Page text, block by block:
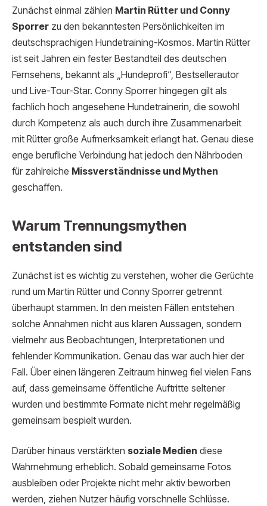
Zunächst einmal zählen Martin Rütter und Conny
Sporrer zu den bekanntesten Persönlichkeiten im
deutschsprachigen Hundetraining-Kosmos. Martin Rütter
ist seit Jahren ein fester Bestandteil des deutschen
Fernsehens, bekannt als „Hundeprofi“, Bestsellerautor
und Live-Tour-Star. Conny Sporrer hingegen gilt als
fachlich hoch angesehene Hundetrainerin, die sowohl
durch Kompetenz als auch durch ihre Zusammenarbeit
mit Rütter große Aufmerksamkeit erlangt hat. Genau diese
enge berufliche Verbindung hat jedoch den Nährboden
für zahlreiche Missverständnisse und Mythen
geschaffen.
Warum Trennungsmythen
entstanden sind
Zunächst ist es wichtig zu verstehen, woher die Gerüchte
rund um Martin Rütter und Conny Sporrer getrennt
überhaupt stammen. In den meisten Fällen entstehen
solche Annahmen nicht aus klaren Aussagen, sondern
vielmehr aus Beobachtungen, Interpretationen und
fehlender Kommunikation. Genau das war auch hier der
Fall. Über einen längeren Zeitraum hinweg fiel vielen Fans
auf, dass gemeinsame öffentliche Auftritte seltener
wurden und bestimmte Formate nicht mehr regelmäßig
gemeinsam bespielt wurden.
Darüber hinaus verstärkten soziale Medien diese
Wahrnehmung erheblich. Sobald gemeinsame Fotos
ausbleiben oder Projekte nicht mehr aktiv beworben
werden, ziehen Nutzer häufig vorschnelle Schlüsse.